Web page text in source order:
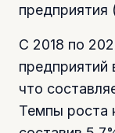
С 2018 по
предприятий
что
Темпы роста